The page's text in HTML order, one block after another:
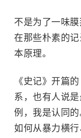
不是为了一味
在那些朴素的
本原理。
《史记》开篇
系，也有人说
例，我是认同
如何从暴力横